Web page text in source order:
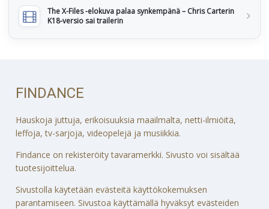
The X-Files -elokuva palaa synkempänä – Chris Carterin
K18-versio sai trailerin
FINDANCE
Hauskoja juttuja, erikoisuuksia maailmalta, netti-ilmiöitä,
leffoja, tv-sarjoja, videopelejä ja musiikkia.
Findance on rekisteröity tavaramerkki. Sivusto voi sisältää
tuotesijoittelua.
Sivustolla käytetään evästeitä käyttökokemuksen
parantamiseen. Sivustoa käyttämällä hyväksyt evästeiden